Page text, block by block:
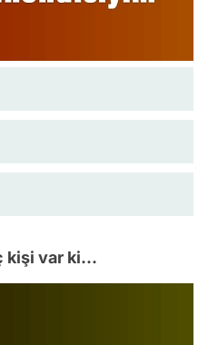
kişi var ki...